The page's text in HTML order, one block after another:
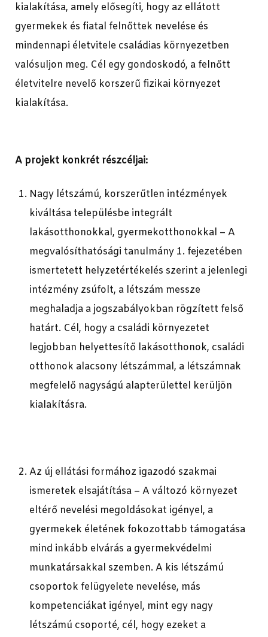
kialakítása, amely elősegíti, hogy az ellátott
gyermekek és fiatal felnőttek nevelése és
mindennapi életvitele családias környezetben
valósuljon meg. Cél egy gondoskodó, a felnőtt
életvitelre nevelő korszerű fizikai környezet
kialakítása.
A projekt konkrét részcéljai:
Nagy létszámú, korszerűtlen intézmények
kiváltása településbe integrált
lakásotthonokkal, gyermekotthonokkal – A
megvalósíthatósági tanulmány 1. fejezetében
ismertetett helyzetértékelés szerint a jelenlegi
intézmény zsúfolt, a létszám messze
meghaladja a jogszabályokban rögzített felső
határt. Cél, hogy a családi környezetet
legjobban helyettesítő lakásotthonok, családi
otthonok alacsony létszámmal, a létszámnak
megfelelő nagyságú alapterülettel kerüljön
kialakításra.
Az új ellátási formához igazodó szakmai
ismeretek elsajátítása – A változó környezet
eltérő nevelési megoldásokat igényel, a
gyermekek életének fokozottabb támogatása
mind inkább elvárás a gyermekvédelmi
munkatársakkal szemben. A kis létszámú
csoportok felügyelete nevelése, más
kompetenciákat igényel, mint egy nagy
létszámú csoporté, cél, hogy ezeket a